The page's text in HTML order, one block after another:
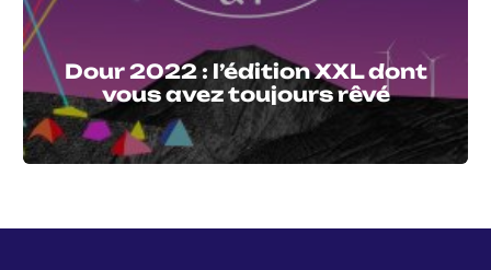
Dour 2022 : l’édition XXL dont
vous avez toujours rêvé